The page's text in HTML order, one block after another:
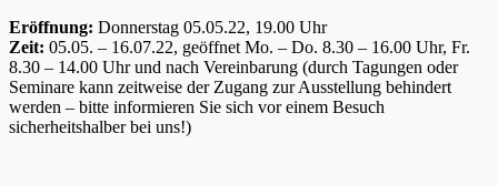
Eröffnung: Donnerstag 05.05.22, 19.00 Uhr
Zeit: 05.05. – 16.07.22, geöffnet Mo. – Do. 8.30 – 16.00 Uhr, Fr.
8.30 – 14.00 Uhr und nach Vereinbarung (durch Tagungen oder
Seminare kann zeitweise der Zugang zur Ausstellung behindert
werden – bitte informieren Sie sich vor einem Besuch
sicherheitshalber bei uns!)